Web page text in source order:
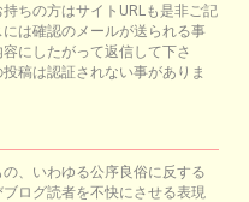
ちの方はサイトURLも是非ご記
は確認のメールが送られる事
にしたがって返信して下さ
稿は認証されない事がありま
、いわゆる公序良俗に反する
ログ読者を不快にさせる表現